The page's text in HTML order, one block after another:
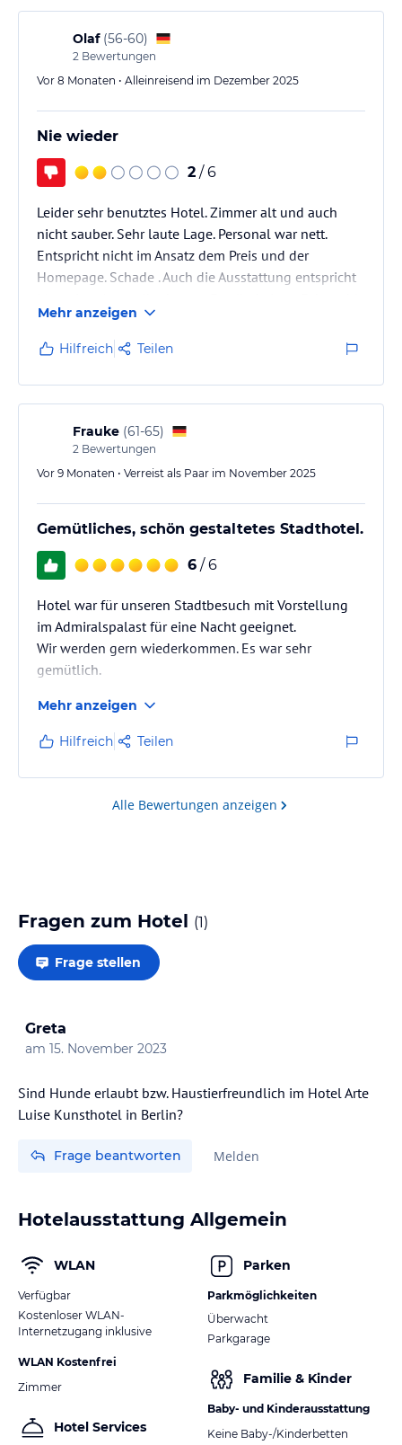
Olaf (56-60)
2 Bewertungen
Vor 8 Monaten • Alleinreisend im Dezember 2025
Nie wieder
2 / 6
Leider sehr benutztes Hotel. Zimmer alt und auch
nicht sauber. Sehr laute Lage. Personal war nett.
Entspricht nicht im Ansatz dem Preis und der
Homepage. Schade . Auch die Ausstattung entspricht
und das ist nicht schön wenn man mit Gepäck
unterwegs ist. Auch die Kunst liegt im Auge des
Betrachters sehr im Bereich Flohmarkt.
Mehr anzeigen
Hilfreich Teilen
Frauke (61-65)
2 Bewertungen
Vor 9 Monaten • Verreist als Paar im November 2025
Gemütliches, schön gestaltetes Stadthotel.
6 / 6
Hotel war für unseren Stadtbesuch mit Vorstellung
im Admiralspalast für eine Nacht geeignet.
Wir werden gern wiederkommen. Es war sehr
gemütlich.
Mehr anzeigen
Hilfreich Teilen
Alle Bewertungen anzeigen
Fragen zum Hotel (1)
Frage stellen
Greta
am 15. November 2023
Sind Hunde erlaubt bzw. Haustierfreundlich im Hotel Arte
Luise Kunsthotel in Berlin?
Frage beantworten Melden
Hotelausstattung Allgemein
WLAN
Verfügbar
Kostenloser WLAN-
Internetzugang inklusive
WLAN Kostenfrei
Zimmer
Hotel Services
Parken
Parkmöglichkeiten
Überwacht
Parkgarage
Familie & Kinder
Baby- und Kinderausstattung
Keine Baby-/Kinderbetten